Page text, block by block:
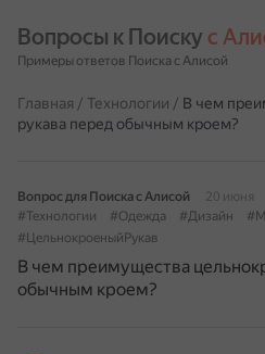
Вопросы к Поиску с
Примеры ответов Поиска с Алисой
Главная / Технологии / В чем
рукава перед обычным кроем?
Вопрос для Поиска с Алисой
20 июня
#Технологии
#Одежда #Дизайн
#ЦельнокроеныйРукав
В чем преимущества
обычным кроем?